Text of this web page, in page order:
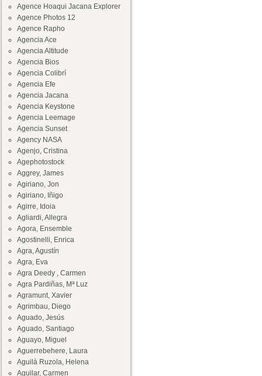
Agence Hoaqui Jacana Explorer
Agence Photos 12
Agence Rapho
Agencia Ace
Agencia Altitude
Agencia Bios
Agencia Colibrí
Agencia Efe
Agencia Jacana
Agencia Keystone
Agencia Leemage
Agencia Sunset
Agency NASA
Agenjo, Cristina
Agephotostock
Aggrey, James
Agiriano, Jon
Agiriano, Iñigo
Agirre, Idoia
Agliardi, Allegra
Agora, Ensemble
Agostinelli, Enrica
Agra, Agustín
Agra, Eva
Agra Deedy , Carmen
Agra Pardiñas, Mª Luz
Agramunt, Xavier
Agrimbau, Diego
Aguado, Jesús
Aguado, Santiago
Aguayo, Miguel
Aguerrebehere, Laura
Aguilà Ruzola, Helena
Aguilar, Carmen